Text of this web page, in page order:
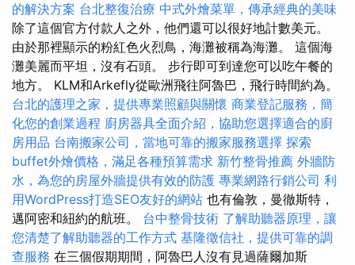
的解決方案 台北整復治療 中式外燴菜單，傳承經典的美味
除了這個官方付款人之外，他們還可以很好地計數美元。
由於那裡顯示的粉紅色火烈鳥，海灘被稱為海灘。 這個海
灘美麗而平坦，沒有石頭。 步行即可到達您可以吃午餐的
地方。 KLM和Arkefly從歐洲飛往阿魯巴，飛行時間約為。
台北的護理之家，提供專業照顧與關懷 商業登記服務，簡
化您的創業過程 廚房器具全面介紹，協助您選擇適合的廚
房用品 台南搬家公司，當地可靠的搬家服務選擇 探索
buffet外燴價格，滿足各種預算需求 新竹整骨推薦 外牆防
水，為您的房屋外牆提供有效的防護 專業網路行銷公司 利
用WordPress打造SEO友好的網站 也有倫敦，曼徹斯特，
邁阿密和紐約的航班。 台中整骨技術 了解助聽器原理，讓
您清楚了解助聽器的工作方式 基隆徵信社，提供可靠的調
查服務 在三個假期期間，阿魯巴人沒有見過薩爾加斯